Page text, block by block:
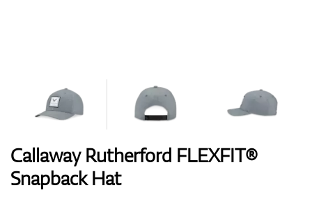
Bags
Callaway Rutherford FLEXFIT®
Snapback Hat